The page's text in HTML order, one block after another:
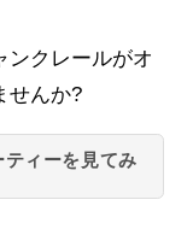
ンクレールがオ
せんか?
ィーを見てみ